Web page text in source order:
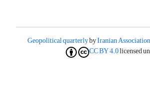
Geopolitical quarterlybyIranian
licensed
CC BY 4.0